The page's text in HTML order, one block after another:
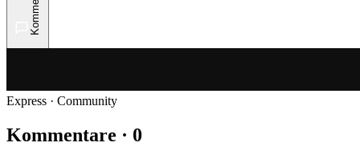
Express · Community
Kommentare · 0